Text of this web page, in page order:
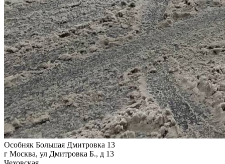
Особняк Большая Дмитровка 13
г Москва, ул Дмитровка Б., д 13